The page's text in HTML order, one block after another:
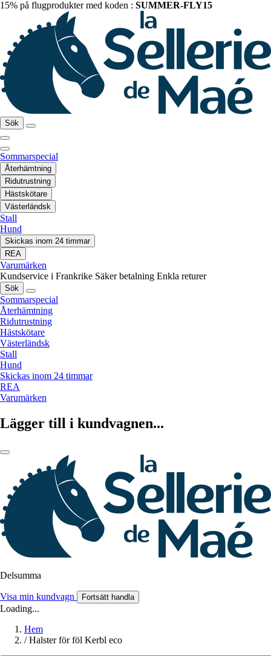
15% på flugprodukter med koden : SUMMER-FLY15
Sök
Sommarspecial
Återhämtning
Ridutrustning
Hästskötare
Västerländsk
Stall
Hund
Skickas inom 24 timmar
REA
Varumärken
Kundservice i Frankrike Säker betalning Enkla returer
Sök
Sommarspecial
Återhämtning
Ridutrustning
Hästskötare
Västerländsk
Stall
Hund
Skickas inom 24 timmar
REA
Varumärken
Lägger till i kundvagnen...
Delsumma
Visa min kundvagn Fortsätt handla
Loading...
Hem
/ Halster för föl Kerbl eco